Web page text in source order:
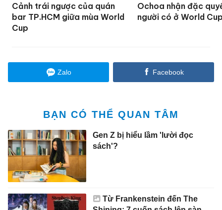
Cảnh trái ngược của quán
bar TP.HCM giữa mùa World
Cup
Ochoa nhận đặc
người có ở World
Zalo Facebook
BẠN CÓ THỂ QUAN TÂM
Gen Z bị hiểu lầm 'lười đọc
sách'?
Từ Frankenstein đến The